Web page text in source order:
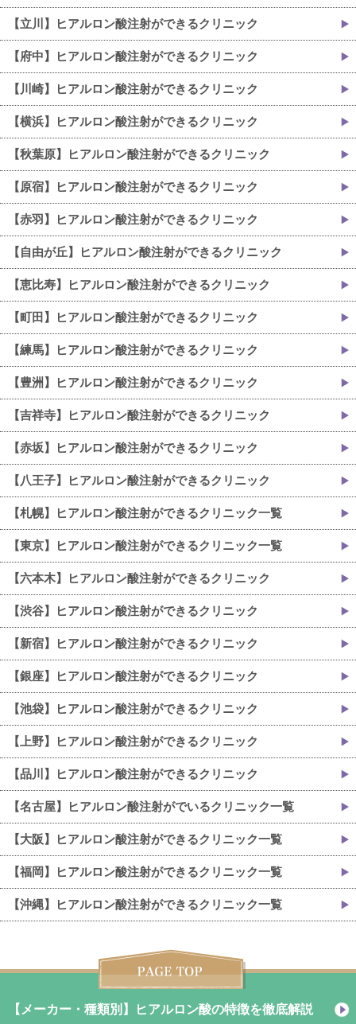
【立川】ヒアルロン酸注射ができるクリニック
【府中】ヒアルロン酸注射ができるクリニック
【川崎】ヒアルロン酸注射ができるクリニック
【横浜】ヒアルロン酸注射ができるクリニック
【秋葉原】ヒアルロン酸注射ができるクリニック
【原宿】ヒアルロン酸注射ができるクリニック
【赤羽】ヒアルロン酸注射ができるクリニック
【自由が丘】ヒアルロン酸注射ができるクリニック
【恵比寿】ヒアルロン酸注射ができるクリニック
【町田】ヒアルロン酸注射ができるクリニック
【練馬】ヒアルロン酸注射ができるクリニック
【豊洲】ヒアルロン酸注射ができるクリニック
【吉祥寺】ヒアルロン酸注射ができるクリニック
【赤坂】ヒアルロン酸注射ができるクリニック
【八王子】ヒアルロン酸注射ができるクリニック
【札幌】ヒアルロン酸注射ができるクリニック一覧
【東京】ヒアルロン酸注射ができるクリニック一覧
【六本木】ヒアルロン酸注射ができるクリニック
【渋谷】ヒアルロン酸注射ができるクリニック
【新宿】ヒアルロン酸注射ができるクリニック
【銀座】ヒアルロン酸注射ができるクリニック
【池袋】ヒアルロン酸注射ができるクリニック
【上野】ヒアルロン酸注射ができるクリニック
【品川】ヒアルロン酸注射ができるクリニック
【名古屋】ヒアルロン酸注射がでいるクリニック一覧
【大阪】ヒアルロン酸注射ができるクリニック一覧
【福岡】ヒアルロン酸注射ができるクリニック一覧
【沖縄】ヒアルロン酸注射ができるクリニック一覧
【メーカー・種類別】ヒアルロン酸の特徴を徹底解説